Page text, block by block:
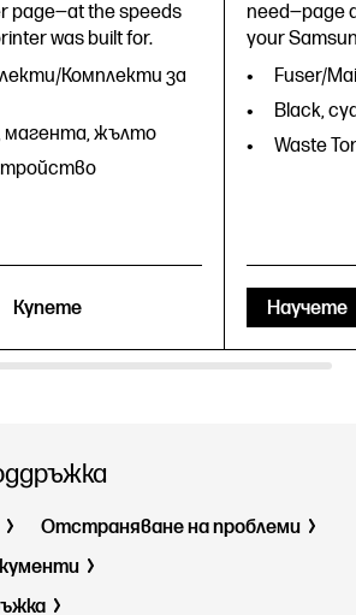
page—at the speeds
was built for.
Комплекти за
магента, жълто
Купете
need—page
your
Fuser/
Black,
Waste
Научете
Отстраняване на проблеми